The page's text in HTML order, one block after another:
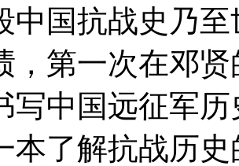
中国抗战史乃
，第一次在邓
写中国远征军
本了解抗战历